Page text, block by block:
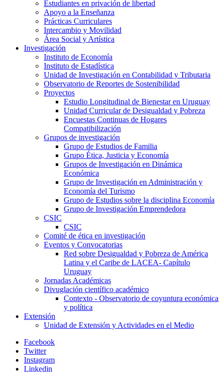
Estudiantes en privación de libertad
Apoyo a la Enseñanza
Prácticas Curriculares
Intercambio y Movilidad
Área Social y Artística
Investigación
Instituto de Economía
Instituto de Estadística
Unidad de Investigación en Contabilidad y Tributaria
Observatorio de Reportes de Sostenibilidad
Proyectos
Estudio Longitudinal de Bienestar en Uruguay
Unidad Curricular de Desigualdad y Pobreza
Encuestas Continuas de Hogares
Compatibilización
Grupos de investigación
Grupo de Estudios de Familia
Grupo Ética, Justicia y Economía
Grupos de Investigación en Dinámica
Económica
Grupo de Investigación en Administración y
Economía del Turismo
Grupo de Estudios sobre la disciplina Economía
Grupo de Investigación Emprendedora
CSIC
CSIC
Comité de ética en investigación
Eventos y Convocatorias
Red sobre Desigualdad y Pobreza de América
Latina y el Caribe de LACEA- Capítulo
Uruguay
Jornadas Académicas
Divuglación científico académico
Contexto - Observatorio de coyuntura económica
y política
Extensión
Unidad de Extensión y Actividades en el Medio
Facebook
Twitter
Instagram
Linkedin